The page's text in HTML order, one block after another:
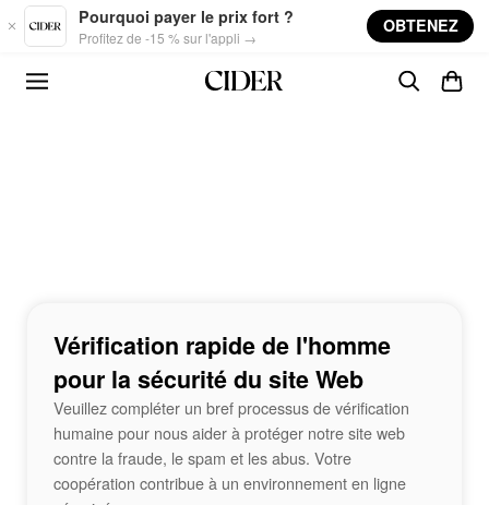
Skip to main content
Pourquoi payer le prix fort ?
Profitez de -15 % sur l'appli →
OBTENEZ
Vérification rapide de l'homme
pour la sécurité du site Web
Veuillez compléter un bref processus de vérification
humaine pour nous aider à protéger notre site web
contre la fraude, le spam et les abus. Votre
coopération contribue à un environnement en ligne